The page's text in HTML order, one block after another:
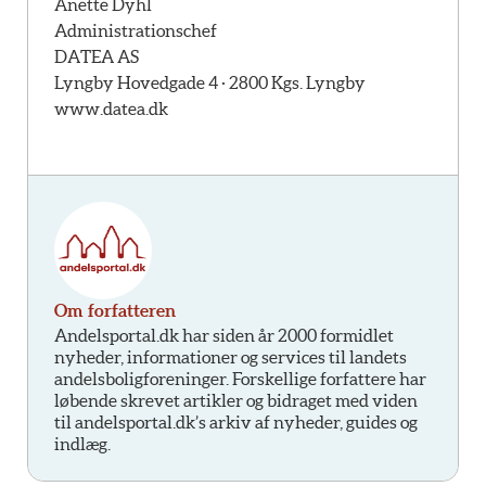
Administrationschef
DATEA AS
Lyngby Hovedgade 4 · 2800 Kgs. Lyngby
www.datea.dk
Om forfatteren
Andelsportal.dk har siden år 2000 formidlet
nyheder, informationer og services til landets
andelsboligforeninger. Forskellige forfattere har
løbende skrevet artikler og bidraget med viden
til andelsportal.dk’s arkiv af nyheder, guides og
indlæg.